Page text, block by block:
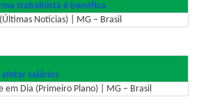
trabalhista é benéfica
Notícias) | MG – Brasil
afetar salários
em Dia (Primeiro Plano) | MG – Brasil